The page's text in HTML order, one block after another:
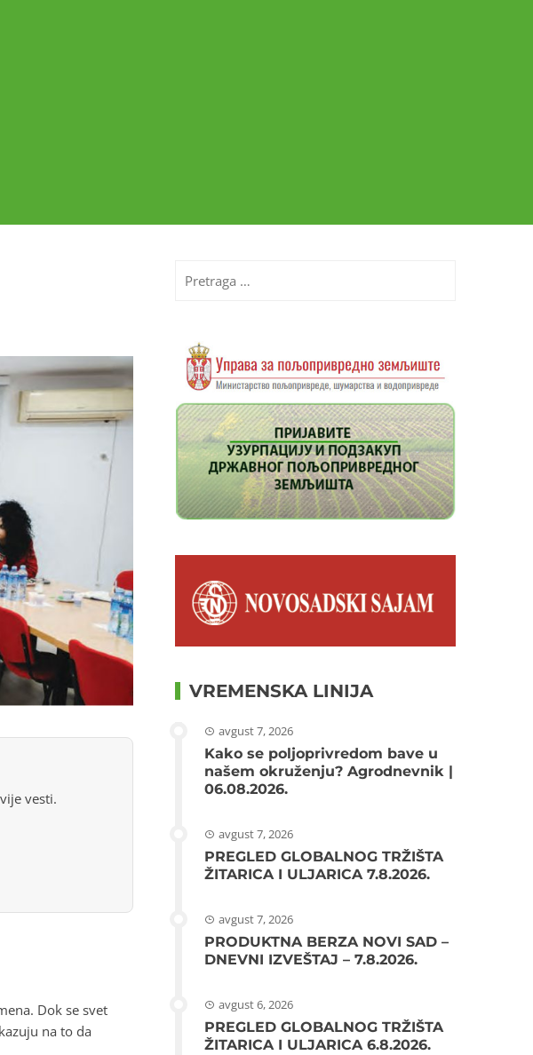
vesti.
Dok se svet
na to da
za:
VREMENSKA LINIJA
avgust 7, 2026
Kako se poljoprivredom bave u
našem okruženju? Agrodnevnik |
06.08.2026.
avgust 7, 2026
PREGLED GLOBALNOG TRŽIŠTA
ŽITARICA I ULJARICA 7.8.2026.
avgust 7, 2026
PRODUKTNA BERZA NOVI SAD –
DNEVNI IZVEŠTAJ – 7.8.2026.
avgust 6, 2026
PREGLED GLOBALNOG TRŽIŠTA
ŽITARICA I ULJARICA 6.8.2026.